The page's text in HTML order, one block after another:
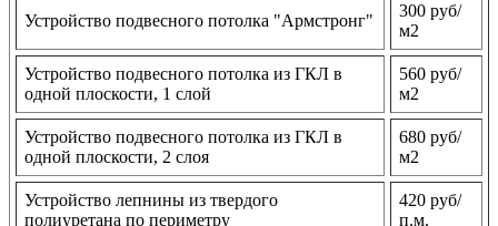
Устройство подвесного потолка "Армстронг"
300 руб/
м2
Устройство подвесного потолка из ГКЛ в
одной плоскости, 1 слой
560 руб/
м2
Устройство подвесного потолка из ГКЛ в
одной плоскости, 2 слоя
680 руб/
м2
Устройство лепнины из твердого
полиуретана по периметру
420 руб/
п.м.